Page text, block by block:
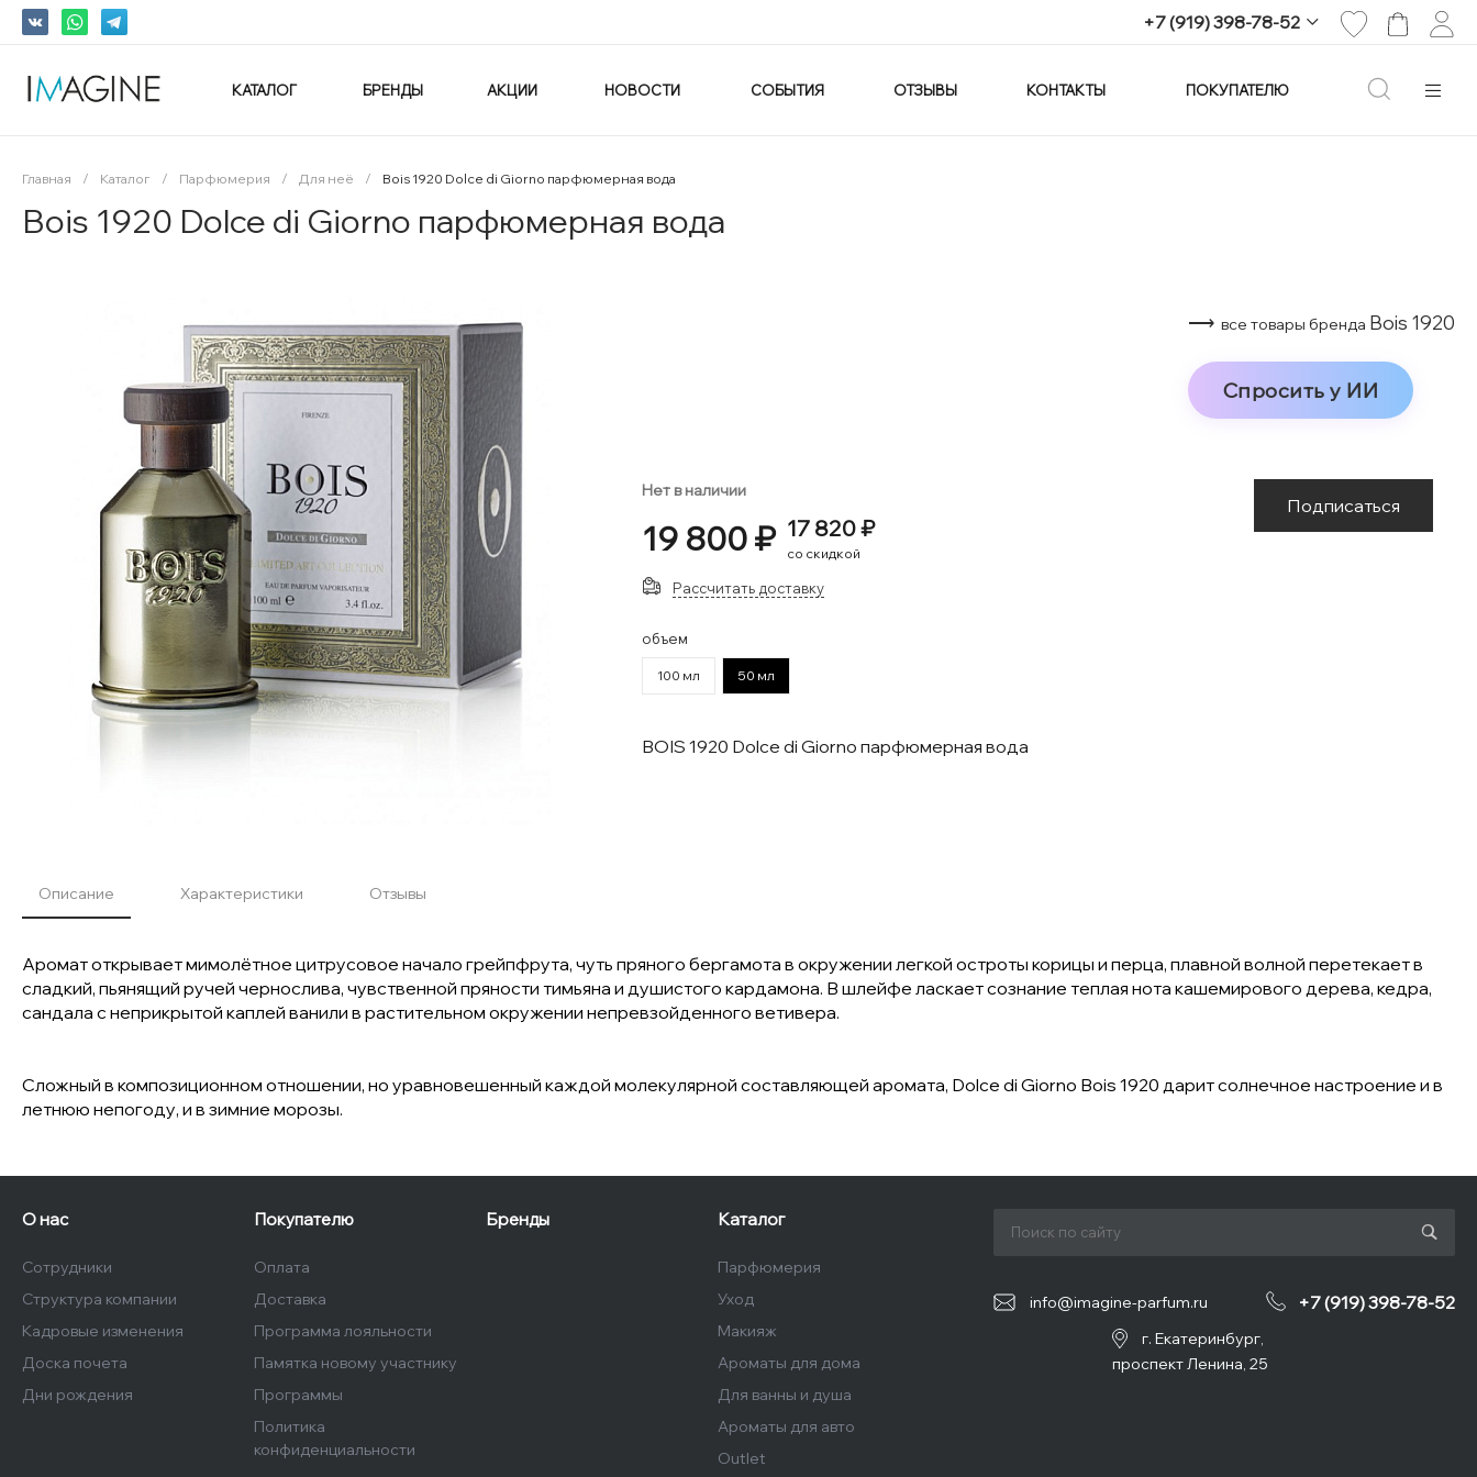
+7 (919) 398-78-52
+7 (919) 398-78-52
КАТАЛОГ БРЕНДЫ АКЦИИ НОВОСТИ СОБЫТИЯ ОТЗЫВЫ КОНТАКТЫ ПОКУПАТЕЛЮ
Главная / Каталог / Парфюмерия / Для неё / Bois 1920 Dolce di Giorno парфюмерная вода
Bois 1920 Dolce di Giorno парфюмерная вода
⟶ все товары бренда Bois 1920
Спросить у ИИ
Нет в наличии
19 800 ₽ 17 820 ₽
со скидкой
Подписаться
Рассчитать доставку
объем
100 мл 50 мл
BOIS 1920 Dolce di Giorno парфюмерная вода
Описание Характеристики Отзывы
Аромат открывает мимолётное цитрусовое начало грейпфрута, чуть пряного бергамота в окружении легкой остроты корицы и перца, плавной волной перетекает в
сладкий, пьянящий ручей чернослива, чувственной пряности тимьяна и душистого кардамона. В шлейфе ласкает сознание теплая нота кашемирового дерева, кедра,
сандала с неприкрытой каплей ванили в растительном окружении непревзойденного ветивера.
Сложный в композиционном отношении, но уравновешенный каждой молекулярной составляющей аромата, Dolce di Giorno Bois 1920 дарит солнечное настроение и в
летнюю непогоду, и в зимние морозы.
О нас
Сотрудники
Структура компании
Кадровые изменения
Доска почета
Дни рождения
Покупателю
Оплата
Доставка
Программа лояльности
Памятка новому участнику
Программы
Политика
конфиденциальности
Бренды Каталог
Парфюмерия
Уход
Макияж
Ароматы для дома
Для ванны и душа
Ароматы для авто
Outlet
info@imagine-parfum.ru +7 (919) 398-78-52
г. Екатеринбург,
проспект Ленина, 25